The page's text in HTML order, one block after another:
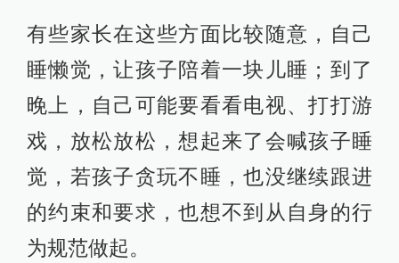
有些家长在这些方面比较随意，自己
睡懒觉，让孩子陪着一块儿睡；到了
晚上，自己可能要看看电视、打打游
戏，放松放松，想起来了会喊孩子睡
觉，若孩子贪玩不睡，也没继续跟进
的约束和要求，也想不到从自身的行
为规范做起。